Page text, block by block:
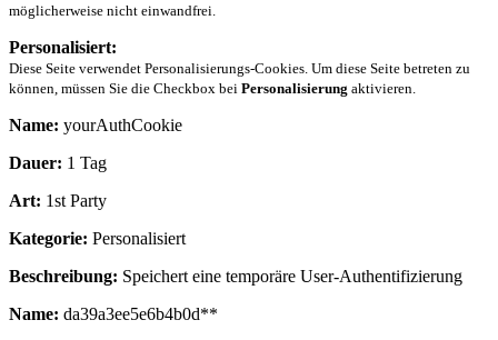
möglicherweise nicht einwandfrei.
Personalisiert:
Diese Seite verwendet Personalisierungs-Cookies. Um diese Seite betreten zu
können, müssen Sie die Checkbox bei Personalisierung aktivieren.
Name: yourAuthCookie
Dauer: 1 Tag
Art: 1st Party
Kategorie: Personalisiert
Beschreibung: Speichert eine temporäre User-Authentifizierung
Name: da39a3ee5e6b4b0d**